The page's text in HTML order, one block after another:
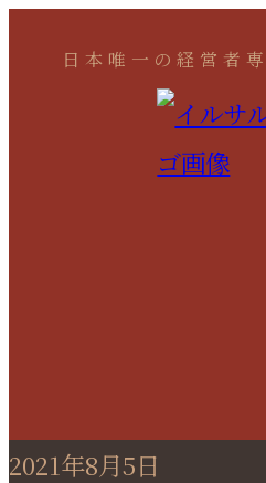
日本唯一の経営者
2021年8月5日